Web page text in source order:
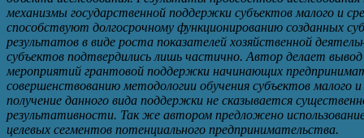
механизмы государственной поддержки субъектов малого и
способствуют долгосрочному функционированию созданных
результатов в виде роста показателей хозяйственной
субъектов подтвердились лишь частично. Автор делает
мероприятий грантовой поддержки начинающих
совершенствованию методологии обучения субъектов малого
получение данного вида поддержки не сказывается
результативности. Так же автором предложено
целевых сегментов потенциального предпринимательства.